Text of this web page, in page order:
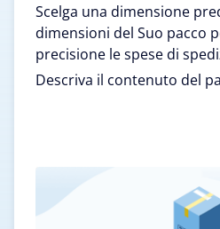
Scelga una dimensione
dimensioni del Suo pacco
precisione le spese di
Descriva il contenuto del